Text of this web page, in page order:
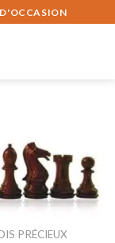
D'OCCASION
PRÉCIEUX